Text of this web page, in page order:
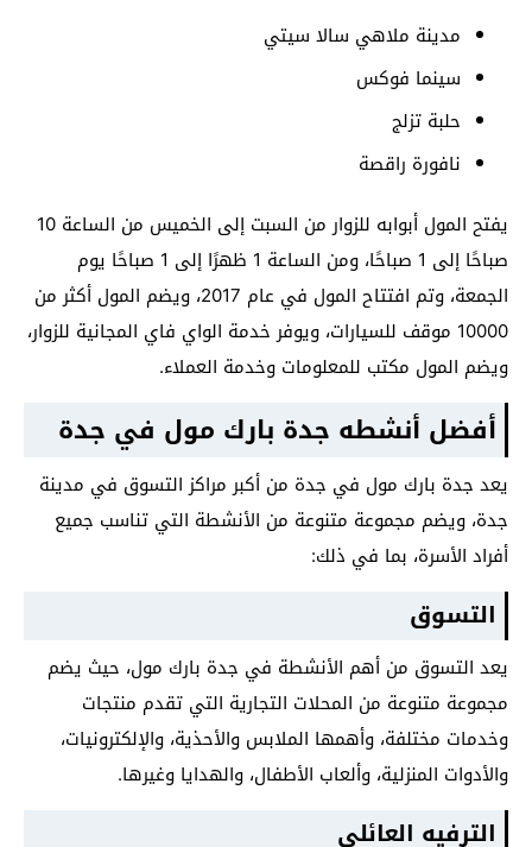
مدينة ملاهي سالا سيتي
سينما فوكس
حلبة تزلج
نافورة راقصة
يفتح المول أبوابه للزوار من السبت إلى الخميس من الساعة 10
صباحًا إلى 1 صباحًا، ومن الساعة 1 ظهرًا إلى 1 صباحًا يوم
الجمعة، وتم افتتاح المول في عام 2017، ويضم المول أكثر من
10000 موقف للسيارات، ويوفر خدمة الواي فاي المجانية للزوار،
ويضم المول مكتب للمعلومات وخدمة العملاء.
أفضل أنشطه جدة بارك مول في جدة
يعد جدة بارك مول في جدة من أكبر مراكز التسوق في مدينة
جدة، ويضم مجموعة متنوعة من الأنشطة التي تناسب جميع
أفراد الأسرة، بما في ذلك:
التسوق
يعد التسوق من أهم الأنشطة في جدة بارك مول، حيث يضم
مجموعة متنوعة من المحلات التجارية التي تقدم منتجات
وخدمات مختلفة، وأهمها الملابس والأحذية، والإلكترونيات،
والأدوات المنزلية، وألعاب الأطفال، والهدايا وغيرها.
الترفيه العائلي